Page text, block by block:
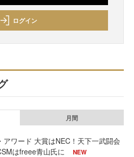
ログイン
月間
アワード 大賞はNEC！天下一武闘会
はfreee青山氏に
NEW